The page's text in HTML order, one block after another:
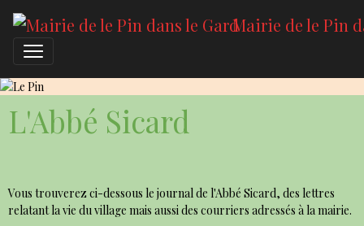
Mairie de le Pin
L'Abbé Sicard
Vous trouverez ci-dessous le journal de l'Abbé Sicard, des lettres
relatant la vie du village mais aussi des courriers adressés à la mairie.